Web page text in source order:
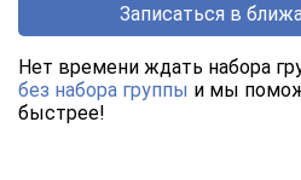
Записаться в
Нет времени ждать набора
без набора группы и мы
быстрее!